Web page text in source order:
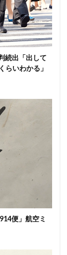
続出「出して
らいわかる」
便」航空ミ